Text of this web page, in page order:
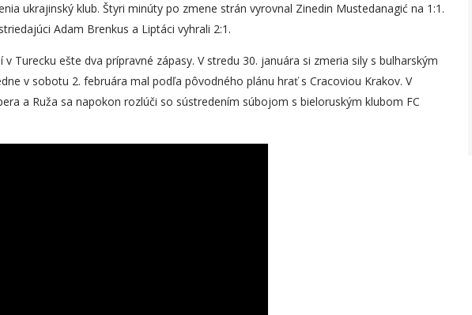
ukrajinský klub. Štyri minúty po zmene strán vyrovnal Zinedin Mustedanagić na 1:1.
Adam Brenkus a Liptáci vyhrali 2:1.
Turecku ešte dva prípravné zápasy. V stredu 30. januára si zmeria sily s bulharským
v sobotu 2. februára mal podľa pôvodného plánu hrať s Cracoviou Krakov. V
a Ruža sa napokon rozlúči so sústredením súbojom s bieloruským klubom FC